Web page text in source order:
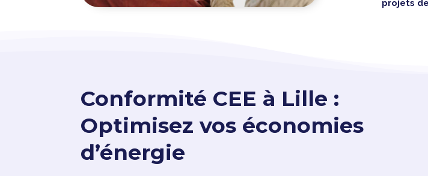
projets
Conformité CEE à Lille :
Optimisez vos économies
d’énergie